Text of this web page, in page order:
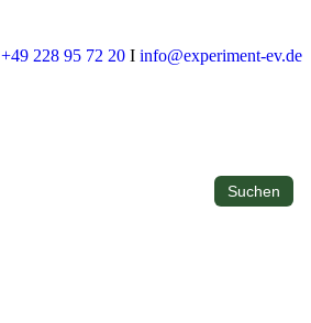
+49 228 95 72 20 I info@experiment-ev.de